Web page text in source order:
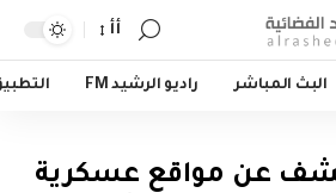
أأ
البث المباشر راديو الرشيد FM
عن مواقع عسكرية